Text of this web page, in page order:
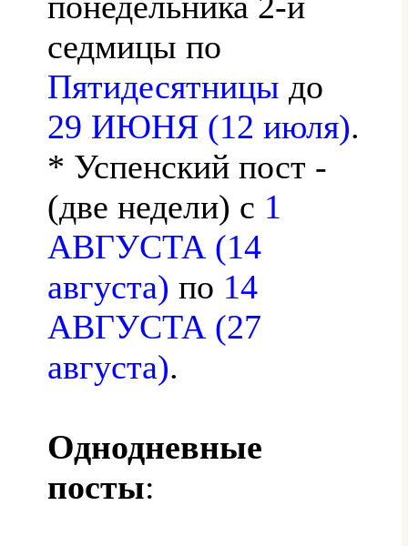
седмицы по
Пятидесятницы до
29 ИЮНЯ (12 июля).
* Успенский пост -
(две недели) с 1
АВГУСТА (14
августа) по 14
АВГУСТА (27
августа).
Однодневные
посты: